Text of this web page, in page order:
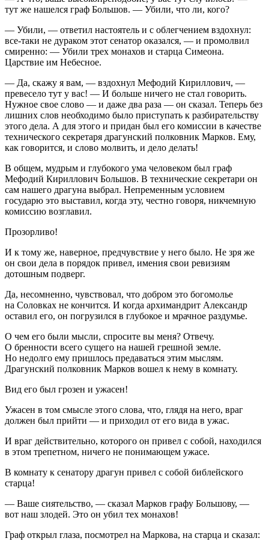
тут же нашелся граф Большов. — Убили, что ли, кого?
— Убили, — ответил настоятель и с облегчением вздохнул:
все-таки не дураком этот сенатор оказался, — и промолвил
смиренно: — Убили трех монахов и старца Симеона.
Царствие им Небесное.
— Да, скажу я вам, — вздохнул Мефодий Кириллович, —
превесело тут у вас! — И больше ничего не стал говорить.
Нужное свое слово — и даже два раза — он сказал. Теперь без
лишних слов необходимо было приступать к разбирательству
этого дела. А для этого и придан был его комиссии в качестве
технического секретаря драгунский полковник Марков. Ему,
как говорится, и слово молвить, и дело делать!
В общем, мудрым и глубокого ума человеком был граф
Мефодий Кириллович Большов. В технические секретари он
сам нашего драгуна выбрал. Непременным условием
государю это выставил, когда эту, честно говоря, никчемную
комиссию возглавил.
Прозорливо!
И к тому же, наверное, предчувствие у него было. Не зря же
он свои дела в порядок привел, имения свои ревизиям
дотошным подверг.
Да, несомненно, чувствовал, что добром это богомолье
на Соловках не кончится. И когда архимандрит Александр
оставил его, он погрузился в глубокое и мрачное раздумье.
О чем его были мысли, спросите вы меня? Отвечу.
О бренности всего сущего на нашей грешной земле.
Но недолго ему пришлось предаваться этим мыслям.
Драгунский полковник Марков вошел к нему в комнату.
Вид его был грозен и ужасен!
Ужасен в том смысле этого слова, что, глядя на него, враг
должен был прийти — и приходил от его вида в ужас.
И враг действительно, которого он привел с собой, находился
в этом трепетном, ничего не понимающем ужасе.
В комнату к сенатору драгун привел с собой библейского
старца!
— Ваше сиятельство, — сказал Марков графу Большову, —
вот наш злодей. Это он убил тех монахов!
Граф открыл глаза, посмотрел на Маркова, на старца и сказал: